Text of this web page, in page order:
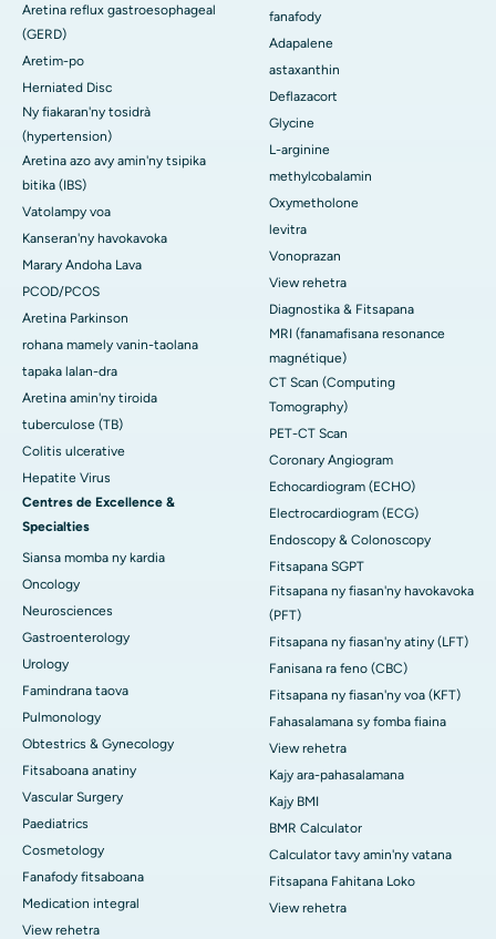
Aretina reflux gastroesophageal
(GERD)
Aretim-po
Herniated Disc
Ny fiakaran'ny tosidrà
(hypertension)
Aretina azo avy amin'ny tsipika
bitika (IBS)
Vatolampy voa
Kanseran'ny havokavoka
Marary Andoha Lava
PCOD/PCOS
Aretina Parkinson
rohana mamely vanin-taolana
tapaka lalan-dra
Aretina amin'ny tiroida
tuberculose (TB)
Colitis ulcerative
Hepatite Virus
Centres de Excellence &
Specialties
Siansa momba ny kardia
Oncology
Neurosciences
Gastroenterology
Urology
Famindrana taova
Pulmonology
Obtestrics & Gynecology
Fitsaboana anatiny
Vascular Surgery
Paediatrics
Cosmetology
Fanafody fitsaboana
Medication integral
View rehetra
fanafody
Adapalene
astaxanthin
Deflazacort
Glycine
L-arginine
methylcobalamin
Oxymetholone
levitra
Vonoprazan
View rehetra
Diagnostika & Fitsapana
MRI (fanamafisana resonance
magnétique)
CT Scan (Computing
Tomography)
PET-CT Scan
Coronary Angiogram
Echocardiogram (ECHO)
Electrocardiogram (ECG)
Endoscopy & Colonoscopy
Fitsapana SGPT
Fitsapana ny fiasan'ny havokavoka
(PFT)
Fitsapana ny fiasan'ny atiny (LFT)
Fanisana ra feno (CBC)
Fitsapana ny fiasan'ny voa (KFT)
Fahasalamana sy fomba fiaina
View rehetra
Kajy ara-pahasalamana
Kajy BMI
BMR Calculator
Calculator tavy amin'ny vatana
Fitsapana Fahitana Loko
View rehetra